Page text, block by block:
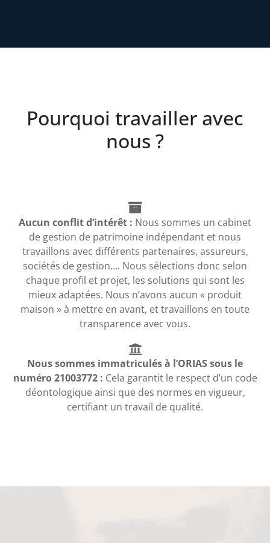
Pourquoi travailler avec
nous ?
Aucun conflit d’intérêt : Nous sommes un cabinet
de gestion de patrimoine indépendant et nous
travaillons avec différents partenaires, assureurs,
sociétés de gestion…. Nous sélections donc selon
chaque profil et projet, les solutions qui sont les
mieux adaptées. Nous n’avons aucun « produit
maison » à mettre en avant, et travaillons en toute
transparence avec vous.
Nous sommes immatriculés à l’ORIAS sous le
numéro 21003772 : Cela garantit le respect d’un code
déontologique ainsi que des normes en vigueur,
certifiant un travail de qualité.